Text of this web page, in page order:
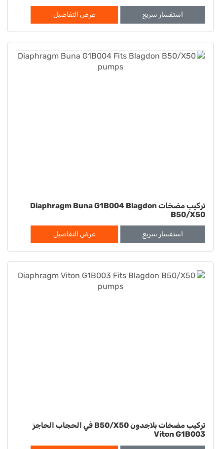
استفسار سريع عرض التفاصيل
تركيب مضخات Diaphragm Buna G1B004 Blagdon
B50/X50
استفسار سريع عرض التفاصيل
تركيب مضخات بلاجدون B50/X50 في الحجاب الحاجز
Viton G1B003